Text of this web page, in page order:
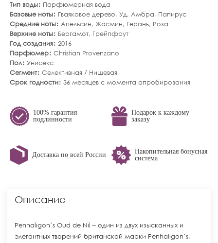
Тип воды
Парфюмерная вода
Базовые ноты
Гваяковое дерево, Уд, Амбра, Папирус
Средние ноты Апельсин, Жасмин, Герань, Роза
Верхние ноты
Бергамот, Грейпфрут
Год создания 2016
Парфюмер Christian Provenzano
Пол Унисекс
Сегмент Селективная / Нишевая
Срок годности 36 месяцев с момента апробирования
100% гарантия
подлинности
Подарок к каждому
заказу
Доставка по всей России
Накопительная бонусная
система
Описание
Penhaligon`s Oud de Nil – один из двух изысканных и
элегантных творений британской марки Penhaligon`s,